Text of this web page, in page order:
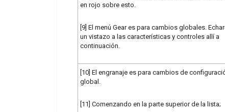
en rojo sobre esto.
[9] El menú Gear es para cambios globales.
un vistazo a las características y controles allí a
continuación.
[10] El engranaje es para cambios de
global.
[11] Comenzando en la parte superior de la lista;